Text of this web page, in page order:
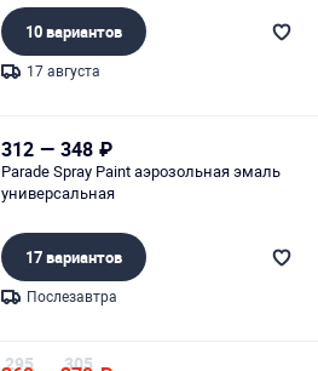
10 вариантов
17 августа
312 — 348 ₽
Parade Spray Paint аэрозольная эмаль
универсальная
17 вариантов
Послезавтра
295 305